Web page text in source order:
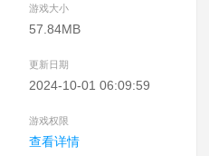
游戏大小
57.84MB
更新日期
2024-10-01 06:09:59
游戏权限
查看详情